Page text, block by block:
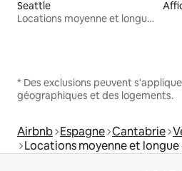
Seattle
Locations moyenne et longue durée
* Des exclusions peuvent
géographiques et des logements.
Airbnb Espagne Cantabrie
Locations moyenne et longue